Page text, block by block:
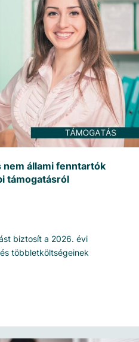
nem állami fenntartók
támogatásról
biztosít a 2026. évi
többletköltségeinek